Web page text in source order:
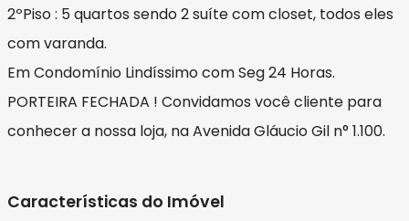
2ºPiso : 5 quartos sendo 2 suíte com closet, todos eles
com varanda.
Em Condomínio Lindíssimo com Seg 24 Horas.
PORTEIRA FECHADA ! Convidamos você cliente para
conhecer a nossa loja, na Avenida Gláucio Gil n° 1.100.
Características do Imóvel